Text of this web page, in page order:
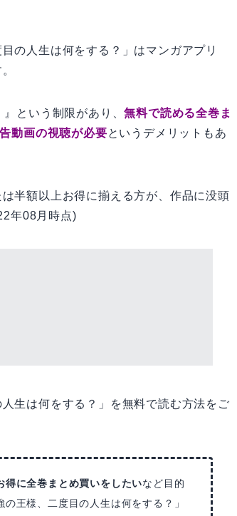
の人生は何をする？」はマンガアプリ
』という制限があり、無料で読める全巻ま
動画の視聴が必要というデメリットもあ
半額以上お得に揃える方が、作品に没頭
年08月時点)
生は何をする？」を無料で読む方法をご
得に全巻まとめ買いをしたいなど目的
王様、二度目の人生は何をする？」